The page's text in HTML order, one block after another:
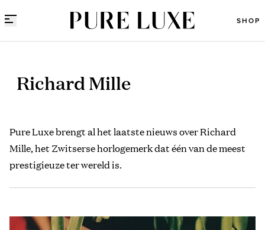
SHOP
Richard Mille
Pure Luxe brengt al het laatste nieuws over Richard
Mille, het Zwitserse horlogemerk dat één van de meest
prestigieuze ter wereld is.